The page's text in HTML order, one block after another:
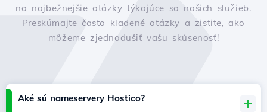
na najbežnejšie otázky týkajúce sa našich služieb.
Preskúmajte často kladené otázky a zistite, ako
môžeme zjednodušiť vašu skúsenosť!
Aké sú nameservery Hostico?